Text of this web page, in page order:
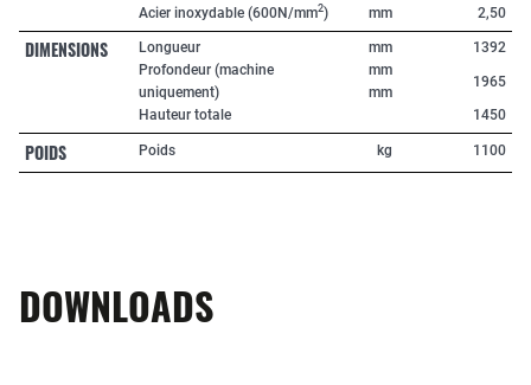
Acier inoxydable (600N/mm2)
mm
2,50
DIMENSIONS
Longueur
Profondeur (machine
uniquement)
Hauteur totale
mm
mm
mm
1392
1965
1450
POIDS Poids kg 1100
DOWNLOADS